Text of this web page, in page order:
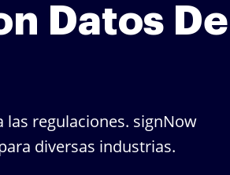
Datos De
regulaciones. signNow
diversas industrias.